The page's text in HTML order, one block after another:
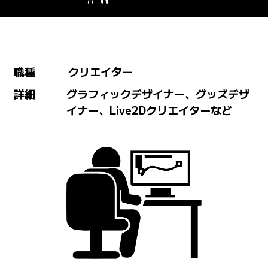
職種
クリエイター
詳細
グラフィックデザイナー、グッズデザ
イナー、Live2Dクリエイターなど